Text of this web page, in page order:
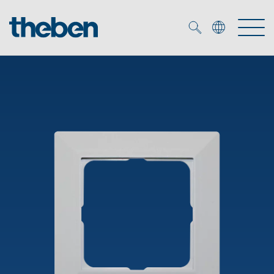
Spots LED
Contrôle du temps et de la lumière
Médiathèque